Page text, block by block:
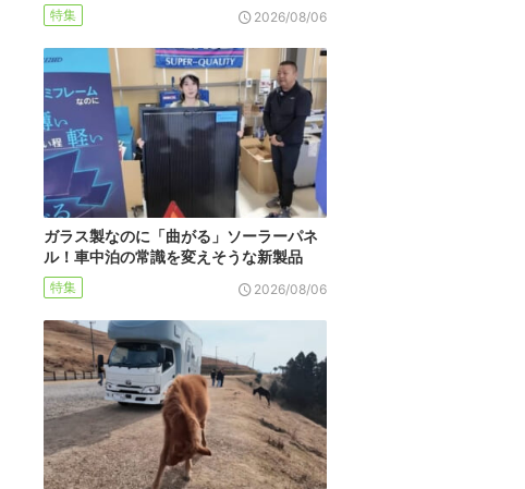
特集 2026/08/06
ガラス製なのに「曲がる」ソーラーパネ
ル！車中泊の常識を変えそうな新製品
特集 2026/08/06